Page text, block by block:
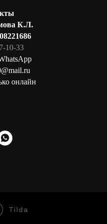
К.Л.
10-33
онлайн
Tilda